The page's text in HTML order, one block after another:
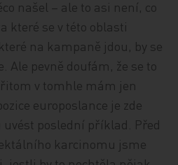
našel – ale to asi není, co
které se v této oblasti
na kampaně jdou, by se
Ale pevně doufám, že se to
v tomhle mám jen
europoslance je zde
poslední příklad. Před
karcinomu jsme